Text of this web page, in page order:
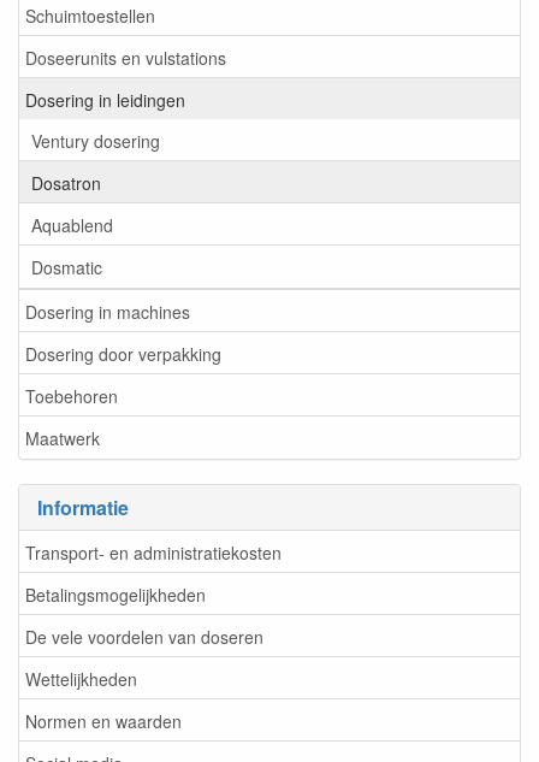
Schuimtoestellen
Doseerunits en vulstations
Dosering in leidingen
Ventury dosering
Dosatron
Aquablend
Dosmatic
Dosering in machines
Dosering door verpakking
Toebehoren
Maatwerk
Informatie
Transport- en administratiekosten
Betalingsmogelijkheden
De vele voordelen van doseren
Wettelijkheden
Normen en waarden